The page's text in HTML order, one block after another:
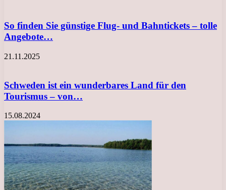
So finden Sie günstige Flug- und Bahntickets – tolle
Angebote…
21.11.2025
Schweden ist ein wunderbares Land für den
Tourismus – von…
15.08.2024